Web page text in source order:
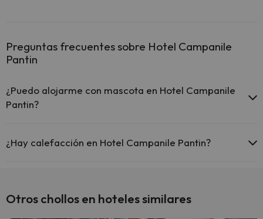
Preguntas frecuentes sobre Hotel Campanile
Pantin
¿Puedo alojarme con mascota en Hotel Campanile
Pantin?
de pago directo en hotel). Consulta las condiciones.
¿Hay calefacción en Hotel Campanile Pantin?
Otros chollos en hoteles similares